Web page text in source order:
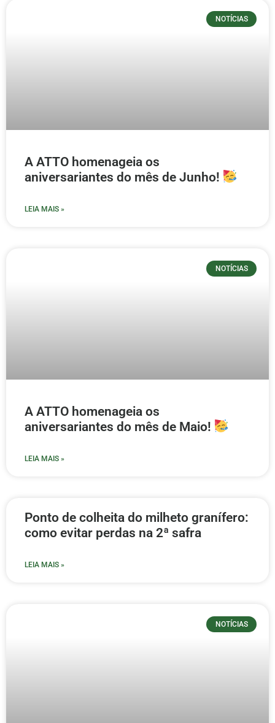
NOTÍCIAS
A ATTO homenageia os
aniversariantes do mês de Junho!
LEIA MAIS »
NOTÍCIAS
A ATTO homenageia os
aniversariantes do mês de Maio!
LEIA MAIS »
Ponto de colheita do milheto granífero:
como evitar perdas na 2ª safra
LEIA MAIS »
NOTÍCIAS